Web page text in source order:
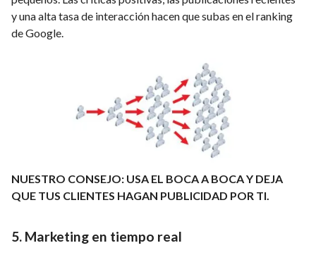
y una alta tasa de interacción hacen que subas en el ranking
de Google.
NUESTRO CONSEJO: USA EL BOCA A BOCA Y DEJA
QUE TUS CLIENTES HAGAN PUBLICIDAD POR TI.
5. Marketing en tiempo real